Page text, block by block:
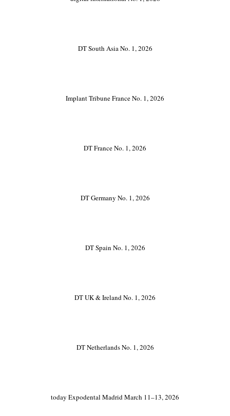
DT South Asia No. 1, 2026
Implant Tribune France No. 1, 2026
DT France No. 1, 2026
DT Germany No. 1, 2026
DT Spain No. 1, 2026
DT UK & Ireland No. 1, 2026
DT Netherlands No. 1, 2026
today Expodental Madrid March 11–13, 2026